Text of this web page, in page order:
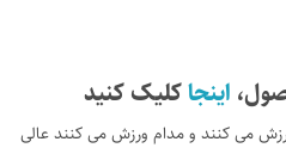
اینجاکلیک کنید
افرادی که ورزش می کنند و مدام ورزش می کنند عالی